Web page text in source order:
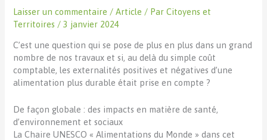
Laisser un commentaire /Article / ParCitoyens et
Territoires /3 janvier 2024
C’est une question qui se pose de plus en plus dans un grand
nombre de nos travaux et si, au delà du simple coût
comptable, les externalités positives et négatives d’une
alimentation plus durable était prise en compte ?
De façon globale : des impacts en matière de santé,
d’environnement et sociaux
La Chaire UNESCO « Alimentations du Monde » dans cet